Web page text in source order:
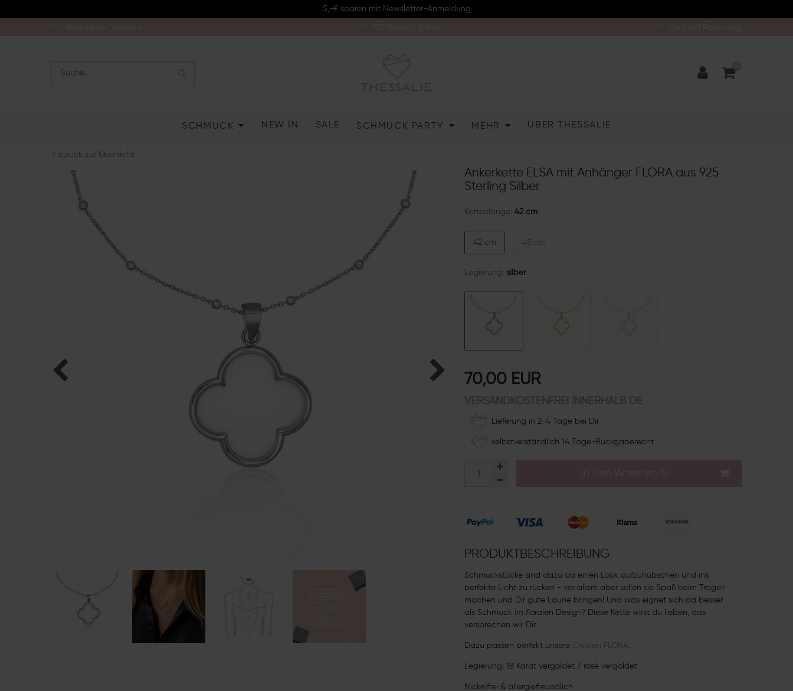
5,-€ sparen mit Newsletter-Anmeldung
SCHMUCK NEW IN SALE SCHMUCK PARTY MEHR ÜBER THESSALIE
< zurück zur Übersicht
Ankerkette ELSA mit Anhänger FLORA aus 925
Sterling Silber
Kettenlänge: 42 cm
42 cm 45 cm
Legierung: silber
70,00 EUR
VERSANDKOSTENFREI INNERHALB DE
Lieferung in 2-4 Tage bei Dir
selbstverständlich 14 Tage-Rückgaberecht
PRODUKTBESCHREIBUNG
Schmuckstücke sind dazu da einen Look aufzuhübschen und ins
perfekte Licht zu rücken - vor allem aber sollen sie Spaß beim Tragen
machen und Dir gute Laune bringen! Und was eignet sich da besser
als Schmuck im floralen Design? Diese Kette wirst du lieben, das
versprechen wir Dir.
Dazu passen perfekt unsere Creolen FLORA.
Legierung: 18 Karat vergoldet / rosé vergoldet
Nickelfrei & allergiefreundlich